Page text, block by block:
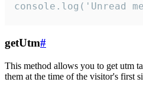
console.log('Unread
getUtm#
This method allows you to get utm
them at the time of the visitor's first